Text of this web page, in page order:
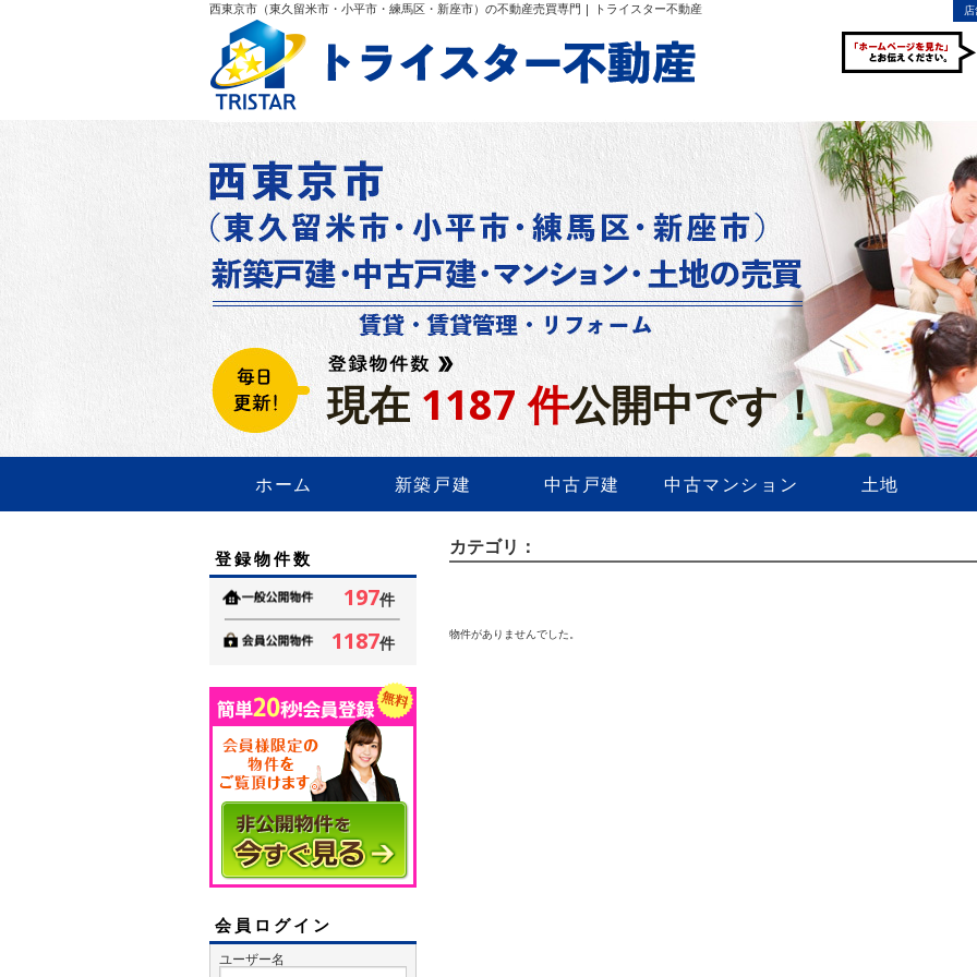
西東京市（東久留米市・小平市・練馬区・新座市）の不動産売買専門 | トライスター不動産
現在1187 件公開中です！
ホーム 新築戸建 中古戸建 中古マンション 土地
カテゴリ：
物件がありませんでした。
登録物件数
197件
1187件
会員ログイン
ユーザー名